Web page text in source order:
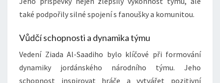
také podpořily silné spojení s fanoušky a komunitou.
Vůdčí schopnosti a dynamika týmu
Vedení Ziada Al-Saadiho bylo klíčové při formování
dynamiky jordánského národního týmu. Jeho
schopnost inspirovat hráče a vytvářet pozitivní